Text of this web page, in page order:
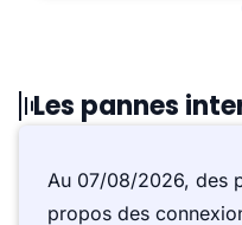
Les pannes
Au 07/08/2026, des
propos des